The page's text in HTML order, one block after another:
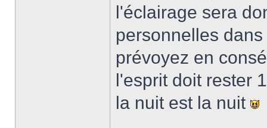
l'éclairage sera
personnelles
prévoyez en
l'esprit doit rester
la nuit est la nuit